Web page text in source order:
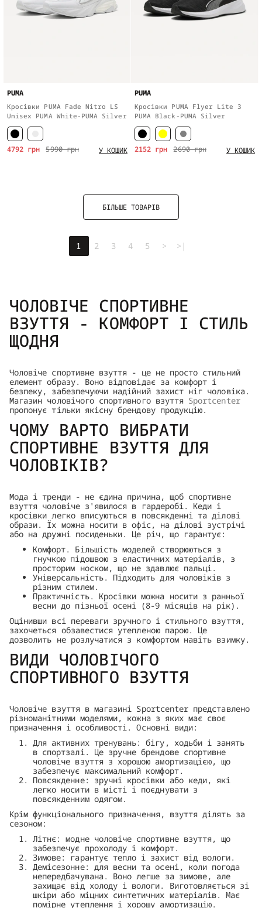
PUMA
Кросівки PUMA Fade Nitro LS
Unisex PUMA White-PUMA Silver
5990 грн
4792 грн У КОШИК
PUMA
Кросівки PUMA Flyer Lite 3
PUMA Black-PUMA Silver
2690 грн
2152 грн У КОШИК
БІЛЬШЕ ТОВАРІВ
1 2 3 4 5 > >|
ЧОЛОВІЧЕ СПОРТИВНЕ
ВЗУТТЯ - КОМФОРТ І СТИЛЬ
ЩОДНЯ
Чоловіче спортивне взуття - це не просто стильний
елемент образу. Воно відповідає за комфорт і
безпеку, забезпечуючи надійний захист ніг чоловіка.
Магазин чоловічого спортивного взуття Sportсenter
пропонує тільки якісну брендову продукцію.
ЧОМУ ВАРТО ВИБРАТИ
СПОРТИВНЕ ВЗУТТЯ ДЛЯ
ЧОЛОВІКІВ?
Мода і тренди - не єдина причина, щоб спортивне
взуття чоловіче з'явилося в гардеробі. Кеди і
кросівки легко вписуються в повсякденні та ділові
образи. Їх можна носити в офіс, на ділові зустрічі
або на дружні посиденьки. Це річ, що гарантує:
Комфорт. Більшість моделей створюються з
гнучкою підошвою з еластичних матеріалів, з
просторим носком, що не здавлює пальці.
Універсальність. Підходить для чоловіків з
різним стилем.
Практичність. Кросівки можна носити з ранньої
весни до пізньої осені (8-9 місяців на рік).
Оцінивши всі переваги зручного і стильного взуття,
захочеться обзавестися утепленою парою. Це
дозволить не розлучатися з комфортом навіть взимку.
ВИДИ ЧОЛОВІЧОГО
СПОРТИВНОГО ВЗУТТЯ
Чоловіче взуття в магазині Sportсenter представлено
різноманітними моделями, кожна з яких має своє
призначення і особливості. Основні види:
Для активних тренувань: бігу, ходьби і занять
в спортзалі. Це зручне брендове спортивне
чоловіче взуття з хорошою амортизацією, що
забезпечує максимальний комфорт.
Повсякденне: зручні кросівки або кеди, які
легко носити в місті і поєднувати з
повсякденним одягом.
Крім функціонального призначення, взуття ділять за
сезоном:
Літнє: модне чоловіче спортивне взуття, що
забезпечує прохолоду і комфорт.
Зимове: гарантує тепло і захист від вологи.
Демісезонне: для весни та осені, коли погода
непередбачувана. Воно легше за зимове, але
захищає від холоду і вологи. Виготовляється зі
шкіри або міцних синтетичних матеріалів. Має
помірне утеплення і хорошу амортизацію.